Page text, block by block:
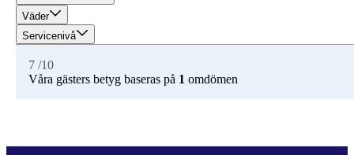
Väder
Servicenivå
7 /10
Våra gästers betyg baseras på 1 omdömen